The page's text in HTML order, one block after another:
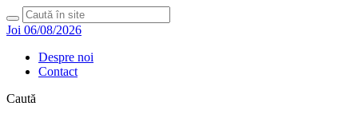
Joi 06/08/2026
Despre noi
Contact
Caută